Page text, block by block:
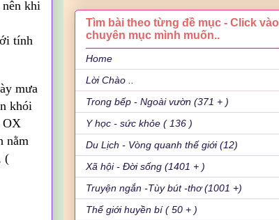
khi
tính
mưa
khói
OX
nằm
(
Tìm bài theo từng đề mục - Click vào
chuyên mục mình muốn..
Home
Lời Chào ..
Trong bếp - Ngoài vườn (371 + )
Y học - sức khỏe ( 136 )
Du Lịch - Vòng quanh thế giới (12)
Xã hội - Đời sống (1401 + )
Truyện ngắn -Tùy bút -thơ (1001 +)
Thế giới huyền bí ( 50 + )